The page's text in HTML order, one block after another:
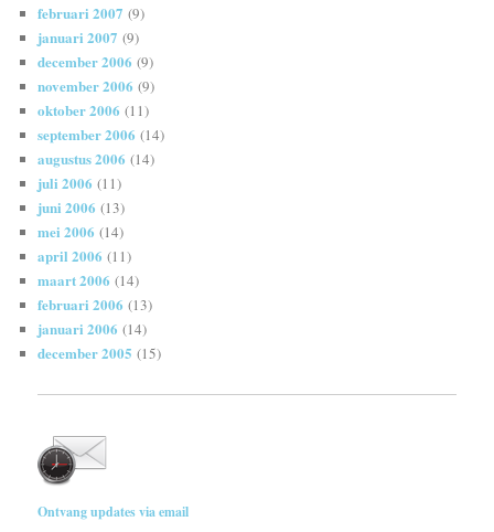
februari 2007 (9)
januari 2007 (9)
december 2006 (9)
november 2006 (9)
oktober 2006 (11)
september 2006 (14)
augustus 2006 (14)
juli 2006 (11)
juni 2006 (13)
mei 2006 (14)
april 2006 (11)
maart 2006 (14)
februari 2006 (13)
januari 2006 (14)
december 2005 (15)
Ontvang updates via email